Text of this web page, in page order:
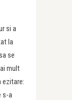
si a
la
se
mult
ezitare:
s-a